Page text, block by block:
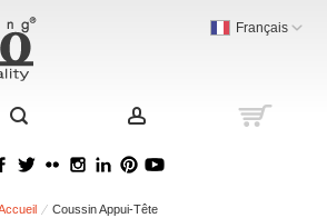
Français
Coussin Appui-Tête